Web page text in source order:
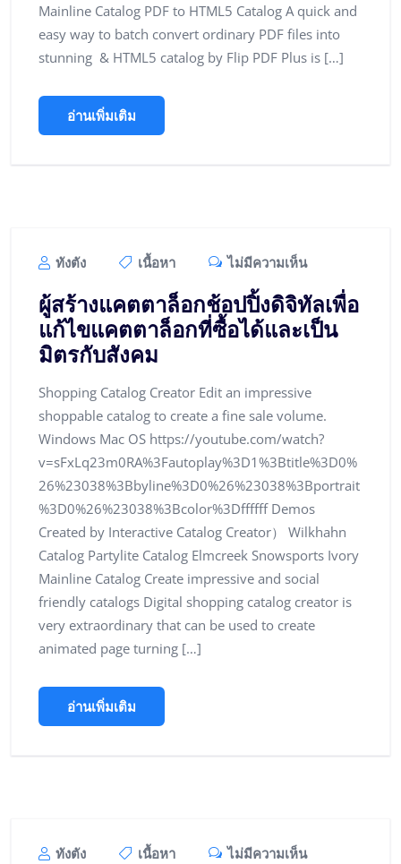
Mainline Catalog PDF to HTML5 Catalog A quick and
easy way to batch convert ordinary PDF files into
stunning & HTML5 catalog by Flip PDF Plus is […]
อ่านเพิ่มเติม
ทังตัง เนื้อหา ไม่มีความเห็น
ผู้สร้างแคตตาล็อกช้อปปิ้งดิจิทัลเพื่อ
แก้ไขแคตตาล็อกที่ซื้อได้และเป็น
มิตรกับสังคม
Shopping Catalog Creator Edit an impressive
shoppable catalog to create a fine sale volume.
Windows Mac OS https://youtube.com/watch?
v=sFxLq23m0RA%3Fautoplay%3D1%3Btitle%3D0%
26%23038%3Bbyline%3D0%26%23038%3Bportrait
%3D0%26%23038%3Bcolor%3Dffffff Demos
Created by Interactive Catalog Creator） Wilkhahn
Catalog Partylite Catalog Elmcreek Snowsports Ivory
Mainline Catalog Create impressive and social
friendly catalogs Digital shopping catalog creator is
very extraordinary that can be used to create
animated page turning […]
อ่านเพิ่มเติม
ทังตัง เนื้อหา ไม่มีความเห็น